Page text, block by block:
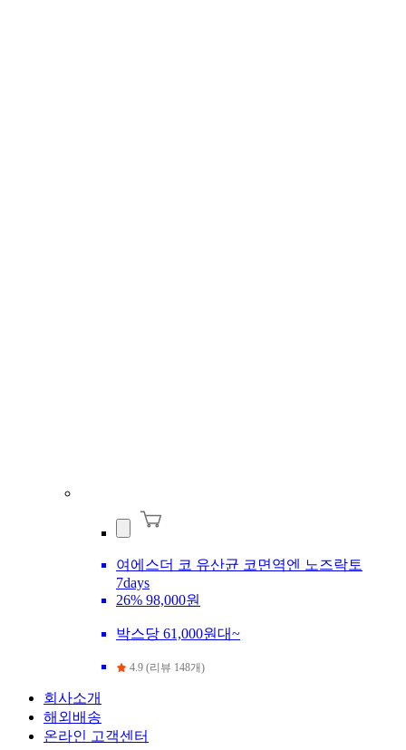
여에스더 코 유산균 코면역엔 노즈락토
7days
26% 98,000원
박스당 61,000원대~
4.9 (리뷰 148개)
회사소개
해외배송
온라인 고객센터